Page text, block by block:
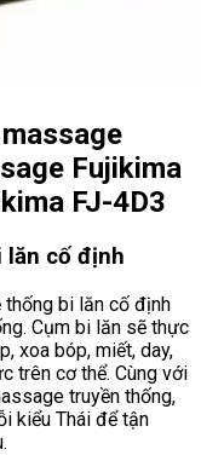
Fujikima
FJ-4D3
lăn cố định
thống bi lăn cố định
Cụm bi lăn sẽ thực
xoa bóp, miết, day,
trên cơ thể. Cùng với
truyền thống,
kiểu Thái để tận